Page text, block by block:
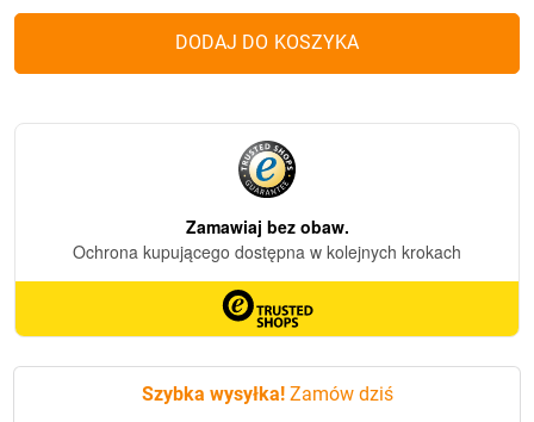
Szybka wysyłka!Zamów dziś
DODAJ DO KOSZYKA